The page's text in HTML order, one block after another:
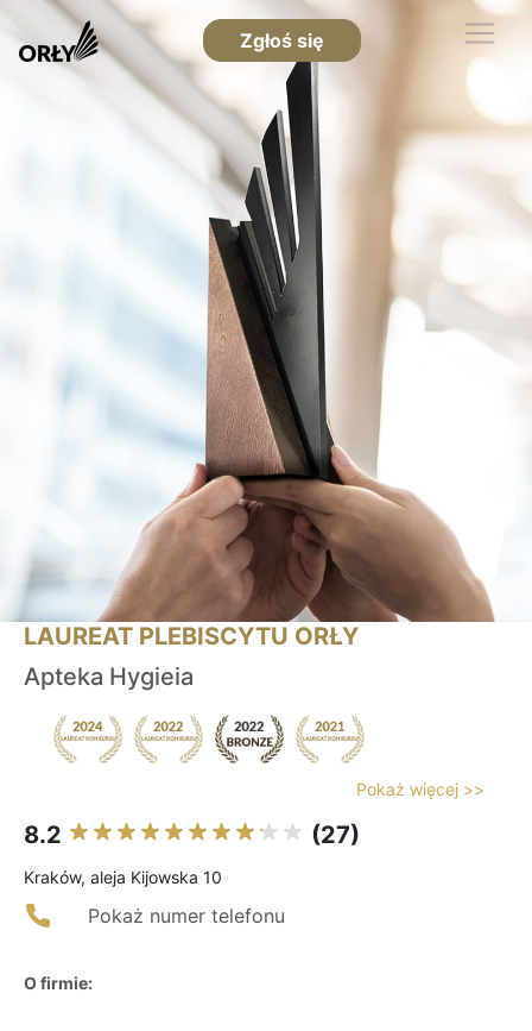
Zgłoś się
LAUREAT PLEBISCYTU ORŁY
Apteka Hygieia
Pokaż więcej >>
8.2 (27)
Kraków, aleja Kijowska 10
Pokaż numer telefonu
O firmie: